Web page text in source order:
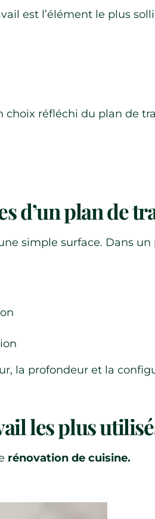
est l’élément le plus
réfléchi du plan de
d’un plan de
simple surface. Dans un
la profondeur et la
les plus
rénovation de cuisine.